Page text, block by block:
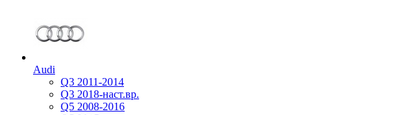
Audi
Q3 2011-2014
Q3 2018-наст.вр.
Q5 2008-2016